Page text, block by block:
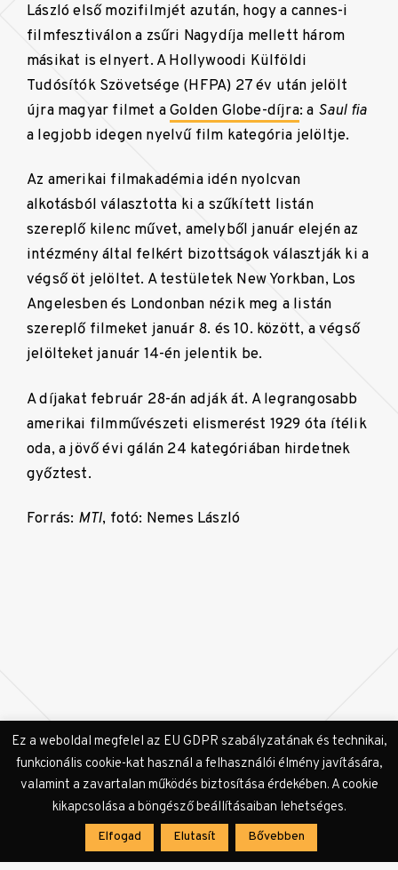
László első mozifilmjét azután, hogy a cannes-i
filmfesztiválon a zsűri Nagydíja mellett három
másikat is elnyert. A Hollywoodi Külföldi
Tudósítók Szövetsége (HFPA) 27 év után jelölt
újra magyar filmet aGolden Globe-díjra: a Saul fia
a legjobb idegen nyelvű film kategória jelöltje.
Az amerikai filmakadémia idén nyolcvan
alkotásból választotta ki a szűkített listán
szereplő kilenc művet, amelyből január elején az
intézmény által felkért bizottságok választják ki a
végső öt jelöltet. A testületek New Yorkban, Los
Angelesben és Londonban nézik meg a listán
szereplő filmeket január 8. és 10. között, a végső
jelölteket január 14-én jelentik be.
A díjakat február 28-án adják át. A legrangosabb
amerikai filmművészeti elismerést 1929 óta ítélik
oda, a jövő évi gálán 24 kategóriában hirdetnek
győztest.
Forrás: MTI, fotó: Nemes László
Címkék: legjobb idegen nyelvű film Oscar Oscar-díj Saul fia
Ez a weboldal megfelel az EU GDPR szabályzatának és technikai,
funkcionális cookie-kat használ a felhasználói élmény javítására,
valamint a zavartalan működés biztosítása érdekében. A cookie
kikapcsolása a böngésző beállításaiban lehetséges.
Elfogad Elutasít Bővebben